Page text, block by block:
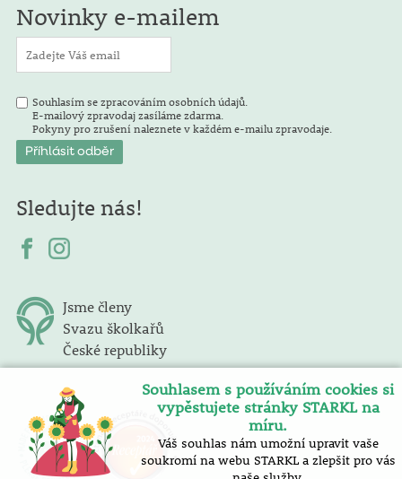
Novinky e-mailem
Souhlasím se zpracováním osobních údajů.
E-mailový zpravodaj zasíláme zdarma.
Pokyny pro zrušení naleznete v každém e-mailu zpravodaje.
Sledujte nás!
Jsme členy
Svazu školkařů
České republiky
Souhlasem s používáním cookies si
vypěstujete stránky STARKL na
míru.
Váš souhlas nám umožní upravit vaše
soukromí na webu STARKL a zlepšit pro vás